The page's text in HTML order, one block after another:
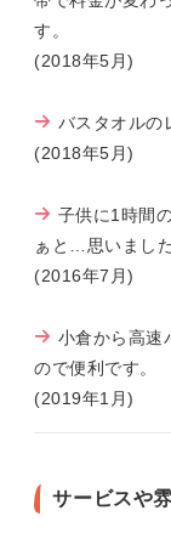
す。
(2018年5月)
バスタオルの
(2018年5月)
子供に1時間
ぁと…思いました
(2016年7月)
小倉から高速
ので便利です。
(2019年1月)
サービスや